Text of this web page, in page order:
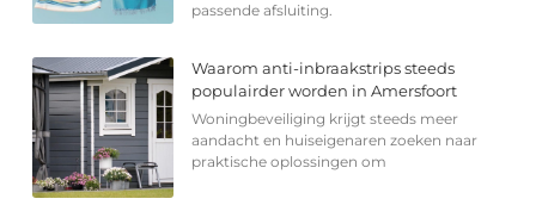
passende afsluiting.
Waarom anti-inbraakstrips steeds
populairder worden in Amersfoort
Woningbeveiliging krijgt steeds meer
aandacht en huiseigenaren zoeken naar
praktische oplossingen om